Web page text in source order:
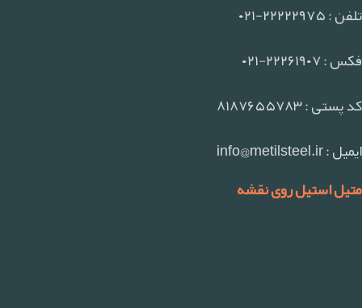
تلفن : ۲۲۲۲۲۹۷۵-۰۲۱
فکس : ۲۲۲۶۱۹۰۷-۰۲۱
کد پستی : ۸۱۸۷۶۵۵۷۸۳
ایمیل : info@metilsteel.ir
متیل استیل روی نقشه